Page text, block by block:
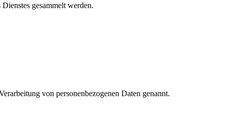
gesammelt werden.
von personenbezogenen Daten genannt.